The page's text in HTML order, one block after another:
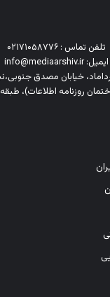
تلفن تماس : ۰۲۱۷۱۰۵۸۷۷۶
ایمیل: info@mediaarshiv.ir
روزنامه اطلاعات)، طبقه ۱۳